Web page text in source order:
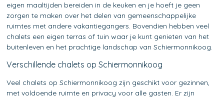
eigen maaltijden bereiden in de keuken en je hoeft je geen
zorgen te maken over het delen van gemeenschappelijke
ruimtes met andere vakantiegangers. Bovendien hebben veel
chalets een eigen terras of tuin waar je kunt genieten van het
buitenleven en het prachtige landschap van Schiermonnikoog.
Verschillende chalets op Schiermonnikoog
Veel chalets op Schiermonnikoog zijn geschikt voor gezinnen,
met voldoende ruimte en privacy voor alle gasten. Er zijn